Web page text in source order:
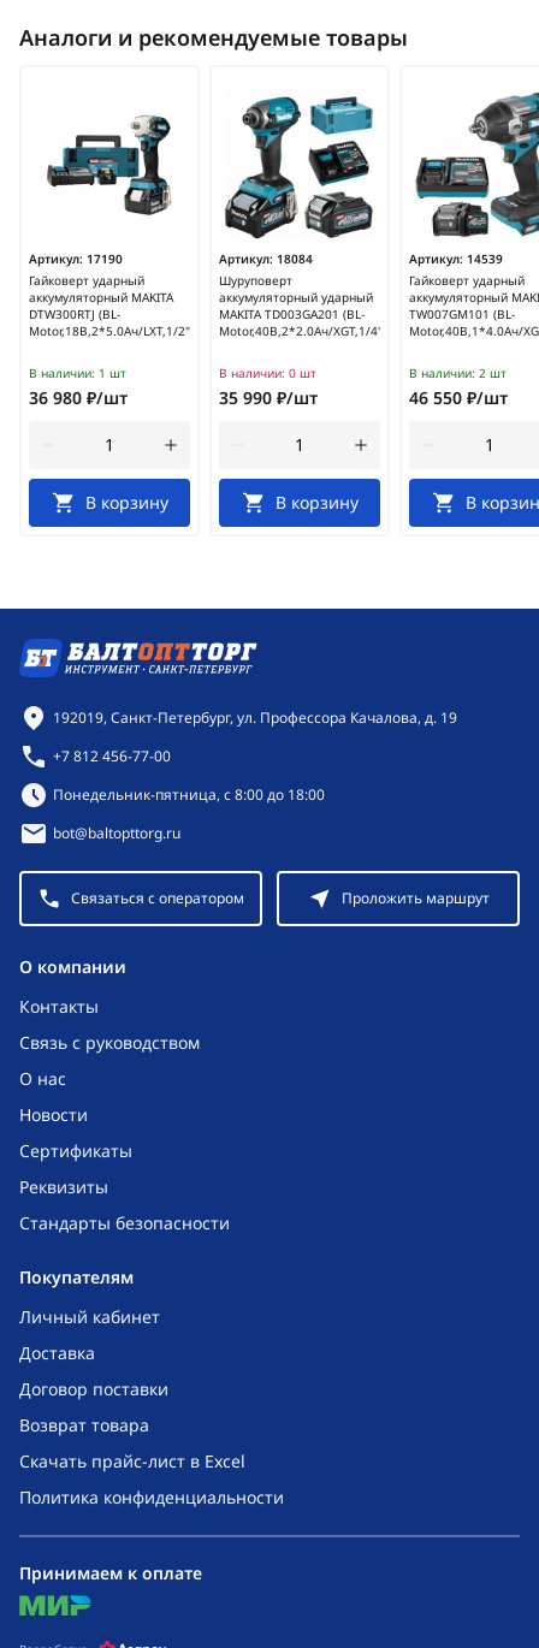
Аналоги и рекомендуемые товары
Артикул: 17190
Гайковерт ударный
аккумуляторный MAKITA
DTW300RTJ (BL-
Motor,18В,2*5.0Ач/LXT,1/2",330Нм,кейс)
В наличии: 1 шт
36 980 ₽/шт
В корзину
Артикул: 18084
Шуруповерт
аккумуляторный ударный
MAKITA TD003GA201 (BL-
Motor,40В,2*2.0Ач/XGT,1/4",210Нм,4+Tрежим,кейс)
В наличии: 0 шт
35 990 ₽/шт
В корзину
Артикул: 14539
Гайковерт ударный
аккумуляторный
TW007GM101 (BL-
Motor,40В,1*4.0Ач/
В наличии: 2 шт
46 550 ₽/шт
В
O компании
Контакты
Связь с руководством
О нас
Новости
Сертификаты
Реквизиты
Стандарты безопасности
Покупателям
Личный кабинет
Доставка
Договор поставки
Возврат товара
Скачать прайс-лист в Excel
Политика конфиденциальности
Контактная информация
192019, Санкт-Петербург, ул. Профессора Качалова, д. 19
+7 812 456-77-00
Режим работы:
Понедельник-пятница, с 8:00 до 18:00
bot@baltopttorg.ru
Связаться с оператором Проложить маршрут
Принимаем к оплате
mir